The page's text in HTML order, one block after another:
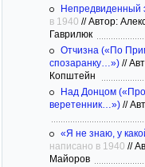
Непредвиденный
в 1940 //Автор:
Гаврилюк
Отчизна («По
спозаранку…») //
Копштейн
Над Донцом
веретенник…») //
«Я не знаю, у
написано в 1940 //
Майоров